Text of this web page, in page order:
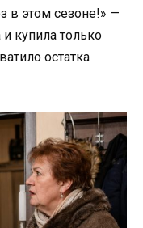
в этом сезоне!» —
купила только
остатка